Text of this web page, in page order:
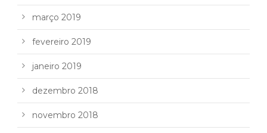
março 2019
fevereiro 2019
janeiro 2019
dezembro 2018
novembro 2018